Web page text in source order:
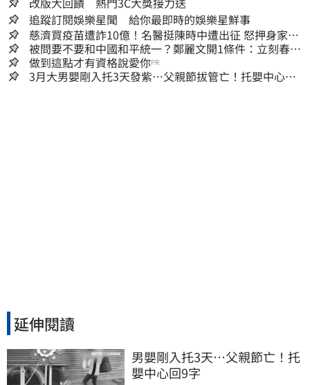
追蹤訂閱娛樂星聞 給你最即時的娛樂星鮮事
慈濟買疫苗遭詐10億！名醫挺陳時中遭出征 怒押身家嗆
爆藍白粉
被問要不要和中國和平統一？鄭麗文開1條件：立刻春暖
花開
做到這點才有資格說愛你PR
3月大男嬰剛入托3天發紫…父親節拔管亡！托嬰中心回9
延伸閱讀
男嬰剛入托3天…父親節亡！托
嬰中心回9字